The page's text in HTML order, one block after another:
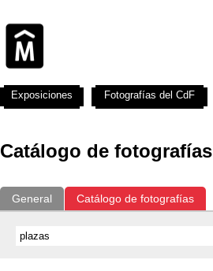
Catálogo de fotografías
General Catálogo de fotografías
Exposiciones Fotografías del CdF